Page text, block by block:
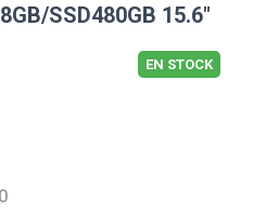
SSD480GB 15.6"
EN STOCK